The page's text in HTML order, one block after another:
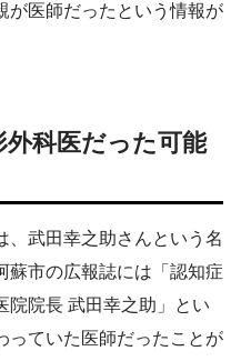
が医師だったという情報が
科医だった可能
、武田幸之助さんという名
蘇市の広報誌には「認知症
院院長 武田幸之助」とい
っていた医師だったことが